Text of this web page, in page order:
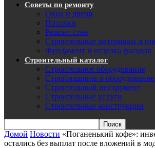
Советы по ремонту
Окна и двери
Потолки
Ремонт стен
Строительные материалы и
Фундамент и отделка фасадов
Строительный каталог
Строительное оборудование
Строймашины и оборудование
Строительный инструмент
Строительные услуги
Строительные конструкции
Домой Новости «Поганенький кофе»:
остались без выплат после вложений в